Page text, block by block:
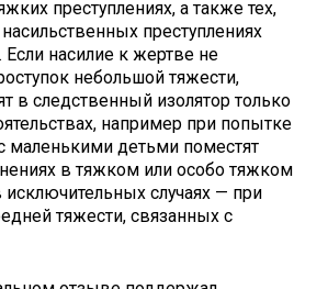
преступлениях, а также тех,
преступлениях
Если насилие к жертве не
небольшой тяжести,
в следственный изолятор только
например при попытке
маленькими детьми поместят
в тяжком или особо тяжком
исключительных случаях — при
тяжести, связанных с